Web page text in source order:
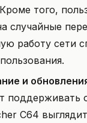
того,
случайные
работу сети
и
поддерживать
C64